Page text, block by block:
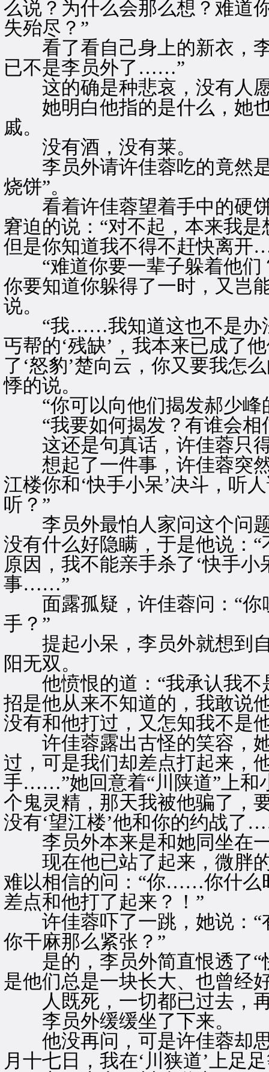
么说？为什么会那么想？难道
失殆尽？”
看了看自己身上的新衣，
已不是李员外了……”
这的确是种悲哀，没有人
她明白他指的是什么，她也
戚。
没有酒，没有莱。
李员外请许佳蓉吃的竟然是
烧饼”。
看着许佳蓉望着手中的硬饼
窘迫的说：“对不起，本来我
但是你知道我不得不赶快离
“难道你要一辈子躲着他们
你要知道你躲得了一时，又岂
说。
“我……我知道这也不是办法
丐帮的‘残缺’，我本来已成了
了‘怒豹’楚向云，你又要我怎
悸的说。
“你可以向他们揭发郝少峰
“我要如何揭发？有谁会相
这还是句真话，许佳蓉只
想起了一件事，许佳蓉突然
江楼你和‘快手小呆’决斗，听
听？”
李员外最怕人家问这个问题
没有什么好隐瞒，于是他说：
原因，我不能亲手杀了‘快手
事……”
面露孤疑，许佳蓉问：“你
手？”
提起小呆，李员外就想到自
阳无双。
他愤恨的道：“我承认我不
招是他从来不知道的，我敢说
没有和他打过，又怎知我不是
许佳蓉露出古怪的笑容，她
过，可是我们却差点打起来，
手……”她回意着“川陕道”上和
个鬼灵精，那天我被他骗了，
没有‘望江楼’他和你的约战了
李员外本来是和她同坐在
现在他已站了起来，微胖的
难以相信的问：“你……你什么
差点和他打了起来？！”
许佳蓉吓了一跳，她说：“
你干麻那么紧张？”
是的，李员外简直恨透了“
是他们总是一块长大、也曾经
人既死，一切都已过去，
李员外缓缓坐了下来。
他没再问，可是许佳蓉却思
月十七日，我在‘川狭道’上足